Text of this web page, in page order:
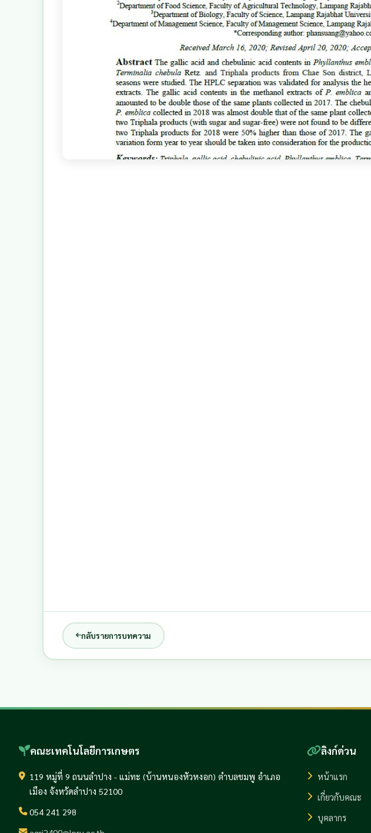
กลับรายการบทความ
คณะเทคโนโลยีการเกษตร
119 หมู่ที่ 9 ถนนลำปาง - แม่ทะ (บ้านหนองหัวหงอก) ตำบลชมพู อำเภอ
เมือง จังหวัดลำปาง 52100
054 241 298
ลิงก์ด่วน
หน้าแรก
เกี่ยวกับคณะ
บุคลากร